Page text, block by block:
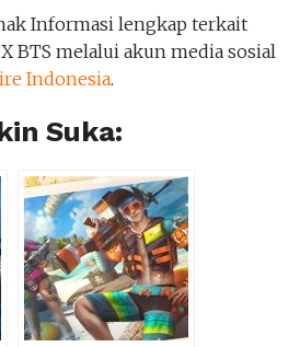
Informasi lengkap terkait
BTS melalui akun media sosial
Indonesia.
Suka: